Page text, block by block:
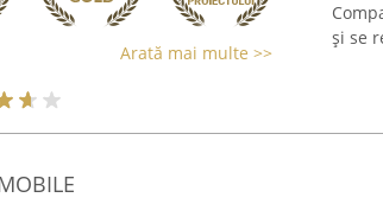
Arată mai multe >>
și se